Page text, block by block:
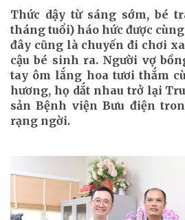
Thức dậy từ sáng sớm, bé
tháng tuổi) háo hức được
đây cũng là chuyến đi chơi
cậu bé sinh ra. Người vợ
tay ôm lắng hoa tươi thắm
hương, họ dắt nhau trở lại
sản Bệnh viện Bưu điện
rạng ngời.